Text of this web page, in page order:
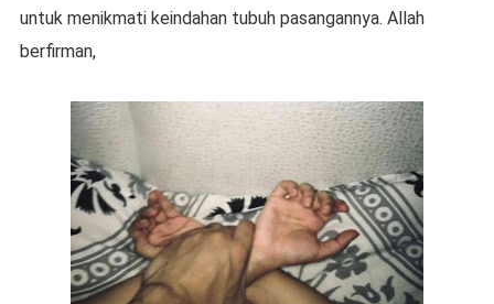
untuk menikmati keindahan tubuh pasangannya. Allah
berfirman,